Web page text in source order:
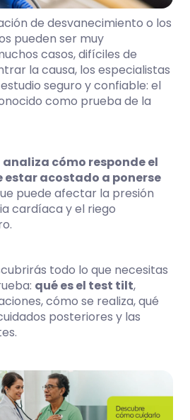
de desvanecimiento o los
pueden ser muy
casos, difíciles de
la causa, los especialistas
seguro y confiable: el
como prueba de la
analiza cómo responde el
estar acostado a ponerse
puede afectar la presión
cardíaca y el riego
todo lo que necesitas
qué es el test tilt,
cómo se realiza, qué
posteriores y las